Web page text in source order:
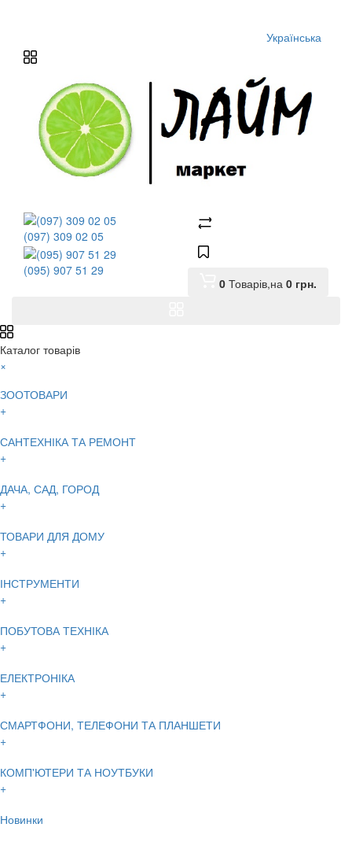
Українська
(097) 309 02 05
(095) 907 51 29
0 Товарів,на 0 грн.
Каталог товарів
×
ЗООТОВАРИ
+
САНТЕХНІКА ТА РЕМОНТ
+
ДАЧА, САД, ГОРОД
+
ТОВАРИ ДЛЯ ДОМУ
+
ІНСТРУМЕНТИ
+
ПОБУТОВА ТЕХНІКА
+
ЕЛЕКТРОНІКА
+
СМАРТФОНИ, ТЕЛЕФОНИ ТА ПЛАНШЕТИ
+
КОМП'ЮТЕРИ ТА НОУТБУКИ
+
Новинки